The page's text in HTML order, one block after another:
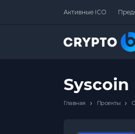
Активные ICO
Syscoin
Главная › Проекты ›